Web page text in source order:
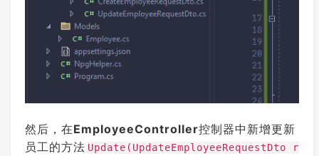
然后，在EmployeeController控制器中新增更新
员工的方法 Update(UpdateEmployeeRequestDto r